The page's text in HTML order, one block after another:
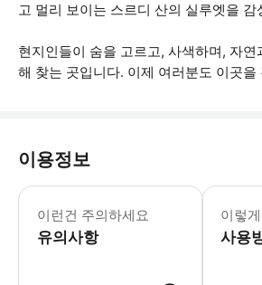
고 멀리 보이는 스르디 산의 실루엣을 감
현지인들이 숨을 고르고, 사색하며, 자연
해 찾는 곳입니다. 이제 여러분도 이곳을
이용정보
이런건 주의하세요
유의사항
등산 코스
이렇
사용